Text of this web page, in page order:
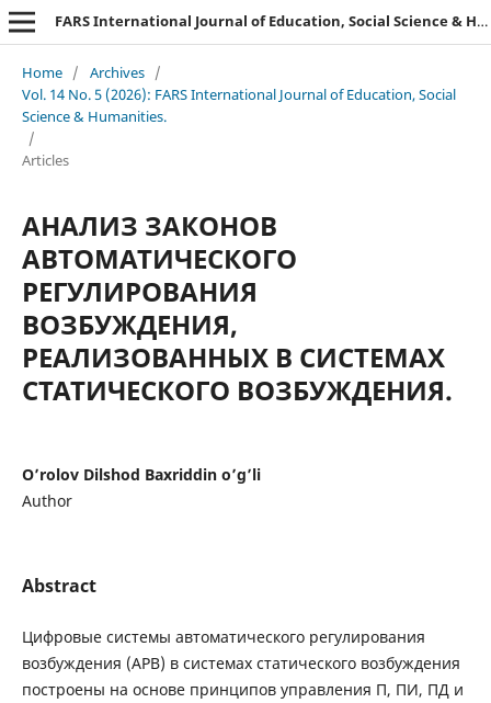
FARS International Journal of Education, Social Science & Humanities.
Home / Archives /
Vol. 14 No. 5 (2026): FARS International Journal of Education, Social
Science & Humanities.
/
Articles
АНАЛИЗ ЗАКОНОВ
АВТОМАТИЧЕСКОГО
РЕГУЛИРОВАНИЯ
ВОЗБУЖДЕНИЯ,
РЕАЛИЗОВАННЫХ В СИСТЕМАХ
СТАТИЧЕСКОГО ВОЗБУЖДЕНИЯ.
O’rolov Dilshod Baxriddin o’g’li
Author
Abstract
Цифровые системы автоматического регулирования
возбуждения (АРВ) в системах статического возбуждения
построены на основе принципов управления П, ПИ, ПД и